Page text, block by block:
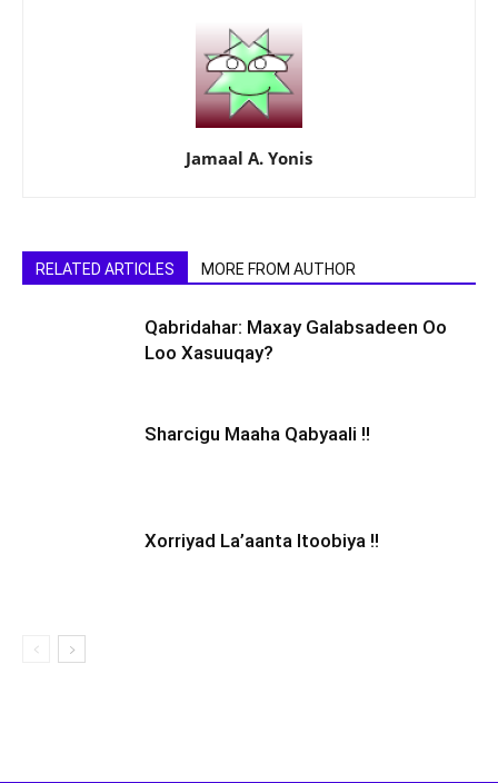
Jamaal A. Yonis
RELATED ARTICLES MORE FROM AUTHOR
Qabridahar: Maxay Galabsadeen Oo
Loo Xasuuqay?
Sharcigu Maaha Qabyaali !!
Xorriyad La’aanta Itoobiya !!